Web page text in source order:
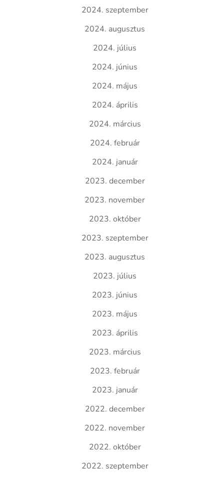
2024. szeptember
2024. augusztus
2024. július
2024. június
2024. május
2024. április
2024. március
2024. február
2024. január
2023. december
2023. november
2023. október
2023. szeptember
2023. augusztus
2023. július
2023. június
2023. május
2023. április
2023. március
2023. február
2023. január
2022. december
2022. november
2022. október
2022. szeptember